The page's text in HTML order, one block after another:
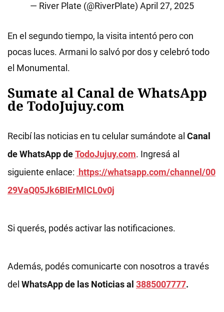
— River Plate (@RiverPlate) April 27, 2025
En el segundo tiempo, la visita intentó pero con
pocas luces. Armani lo salvó por dos y celebró todo
el Monumental.
Sumate al Canal de WhatsApp
de TodoJujuy.com
Recibí las noticias en tu celular sumándote al Canal
de WhatsApp deTodoJujuy.com. Ingresá al
siguiente enlace: https://whatsapp.com/channel/00
29VaQ05Jk6BIErMlCL0v0j
Si querés, podés activar las notificaciones.
Además, podés comunicarte con nosotros a través
del WhatsApp de las Noticias al 3885007777.